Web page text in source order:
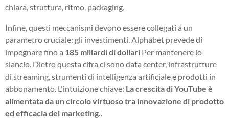
chiara, struttura, ritmo, packaging.
Infine, questi meccanismi devono essere collegati a un
parametro cruciale: gli investimenti. Alphabet prevede di
impegnare fino a 185 miliardi di dollari Per mantenere lo
slancio. Dietro questa cifra ci sono data center, infrastrutture
di streaming, strumenti di intelligenza artificiale e prodotti in
abbonamento. L'intuizione chiave: La crescita di YouTube è
alimentata da un circolo virtuoso tra innovazione di prodotto
ed efficacia del marketing.